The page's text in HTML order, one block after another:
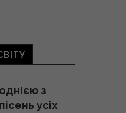
з
усіх